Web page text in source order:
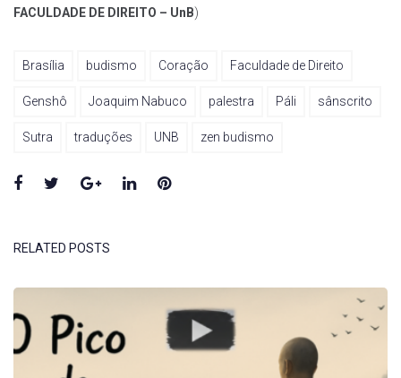
FACULDADE DE DIREITO – UnB)
Brasília budismo Coração Faculdade de Direito
Genshô Joaquim Nabuco palestra Páli sânscrito
Sutra traduções UNB zen budismo
Facebook
TwitterGoogle+LinkedInPinterest
RELATED POSTS